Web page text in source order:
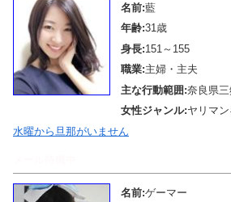
名前:藍
年齢:31歳
身長:151～155
職業:主婦・主夫
主な行動範囲:奈良県
女性ジャンル:ヤリマ
水曜から旦那がいません
名前:ゲーマー